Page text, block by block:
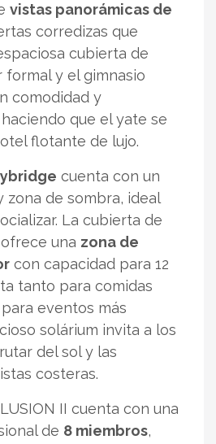
vistas panorámicas de
corredizas que
cubierta de
formal y el gimnasio
comodidad y
que el yate se
flotante de lujo.
cuenta con un
zona de sombra, ideal
La cubierta de
una zona de
con capacidad para 12
tanto para comidas
eventos más
solárium invita a los
del sol y las
costeras.
II cuenta con una
de 8 miembros,